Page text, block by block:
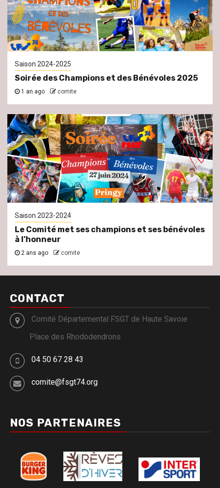
Saison 2024-2025
Soirée des Champions et des Bénévoles 2025
1 an ago comite
Saison 2023-2024
Le Comité met ses champions et ses bénévoles
à l’honneur
2 ans ago comite
CONTACT
Comité Départemental FSGT de Haute Savoie
Place des Rhododendrons
04 50 67 28 43
comite@fsgt74.org
NOS PARTENAIRES